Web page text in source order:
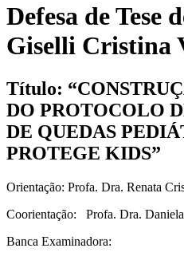
Defesa de Tese
Giselli Cristina
Título:
DO PROTOCOLO
DE QUEDAS
PROTEGE KIDS”
Orientação: Profa. Dra. Renata
Coorientação: Profa. Dra.
Banca Examinadora: